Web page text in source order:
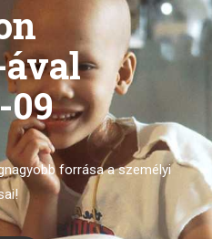
ával
09
forrásaa személyi